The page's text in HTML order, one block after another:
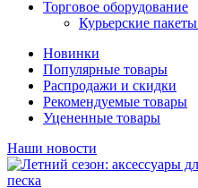
Торговое оборудование
Курьерские пакеты
Новинки
Популярные товары
Распродажи и скидки
Рекомендуемые товары
Уцененные товары
Наши новости